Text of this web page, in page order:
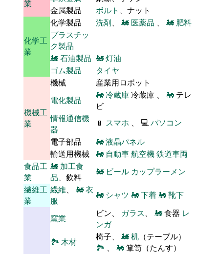
業
金属製品
ボルト 、ナット
化学工
業
化学製品 洗剤、 🚂 医薬品 、 🚂 肥料
プラスチッ
ク製品
🚂石油製品 🚂灯油
ゴム製品
タイヤ
機械工
業
機械
産業用ロボット
電化製品
🚂冷蔵庫冷蔵庫 、 🚂 テレ
ビ
情報通信機
器
📱 スマホ 、 💻パソコン
電子部品
🚂液晶パネル
輸送用機械 🚂 自動車航空機鉄道車両
食品工
業
🚂 加工食
品、飲料
🚂 ビール カップラーメン
繊維工
業
繊維、 🚂衣
服
🚂 シャツ 🚂下着🚂靴下
窯業 ビン、 ガラス、 🚂食器 レ
ンガ
🏞 木材 椅子、 🚂机 （テーブル）
🏞 、 🚂箪笥（たんす）